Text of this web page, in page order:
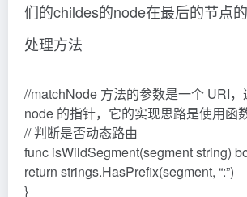
们的childes的node在最后的节点
处理方法
//matchNode 方法的参数是一个 URI
node 的指针，它的实现思路是使用函
// 判断是否动态路由
func isWildSegment(segment string)
return strings.HasPrefix(segment, “:”)
}